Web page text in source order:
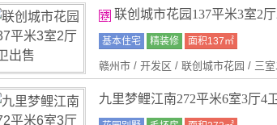
联创城市花园137平米3室2
基本住宅 精装修 面积137㎡
赣州市 / 开发区 / 联创城市花园 / 三室
九里梦鲤江南272平米6室3厅4